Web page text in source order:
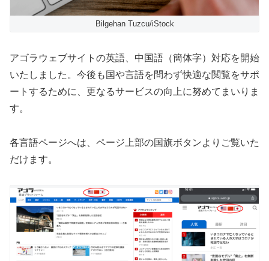
Bilgehan Tuzcu/iStock
アゴラウェブサイトの英語、中国語（簡体字）対応を開始
いたしました。今後も国や言語を問わず快適な閲覧をサポ
ートするために、更なるサービスの向上に努めてまいりま
す。
各言語ページへは、ページ上部の国旗ボタンよりご覧いた
だけます。